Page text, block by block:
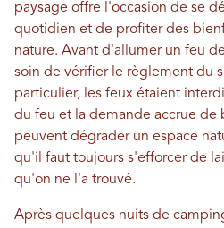
paysage offre l'occasion de se
quotidien et de profiter des
nature. Avant d'allumer un feu
soin de vérifier le règlement du
particulier, les feux étaient
du feu et la demande accrue de
peuvent dégrader un espace
qu'il faut toujours s'efforcer de
qu'on ne l'a trouvé.
Après quelques nuits de